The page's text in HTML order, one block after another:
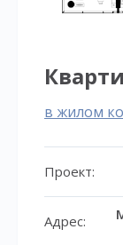
в жилом
Проект:
Адрес: